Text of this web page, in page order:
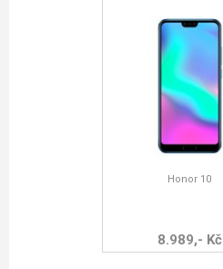
Honor 10
8.989,- Kč